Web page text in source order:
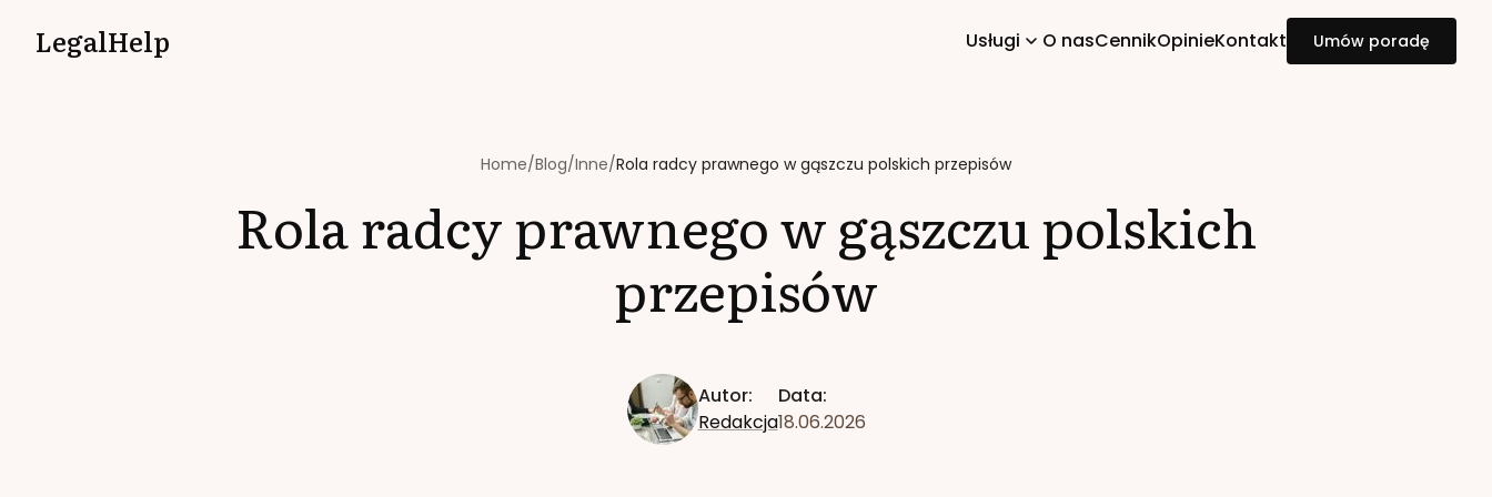
LegalHelp Usługi O nasCennikOpinieKontakt Umów poradę
Home/Blog/Inne/Rola radcy prawnego w gąszczu polskich przepisów
Rola radcy prawnego w gąszczu polskich
przepisów
Autor:
Redakcja
Data:
18.06.2026